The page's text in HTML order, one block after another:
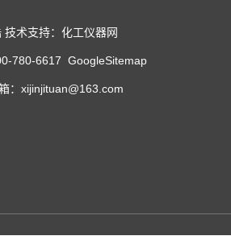
技术支持：化工仪器网
780-6617 GoogleSitemap
：xijinjituan@163.com